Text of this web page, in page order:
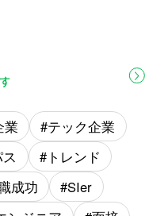
業
テック企業
トレンド
成功
SIer